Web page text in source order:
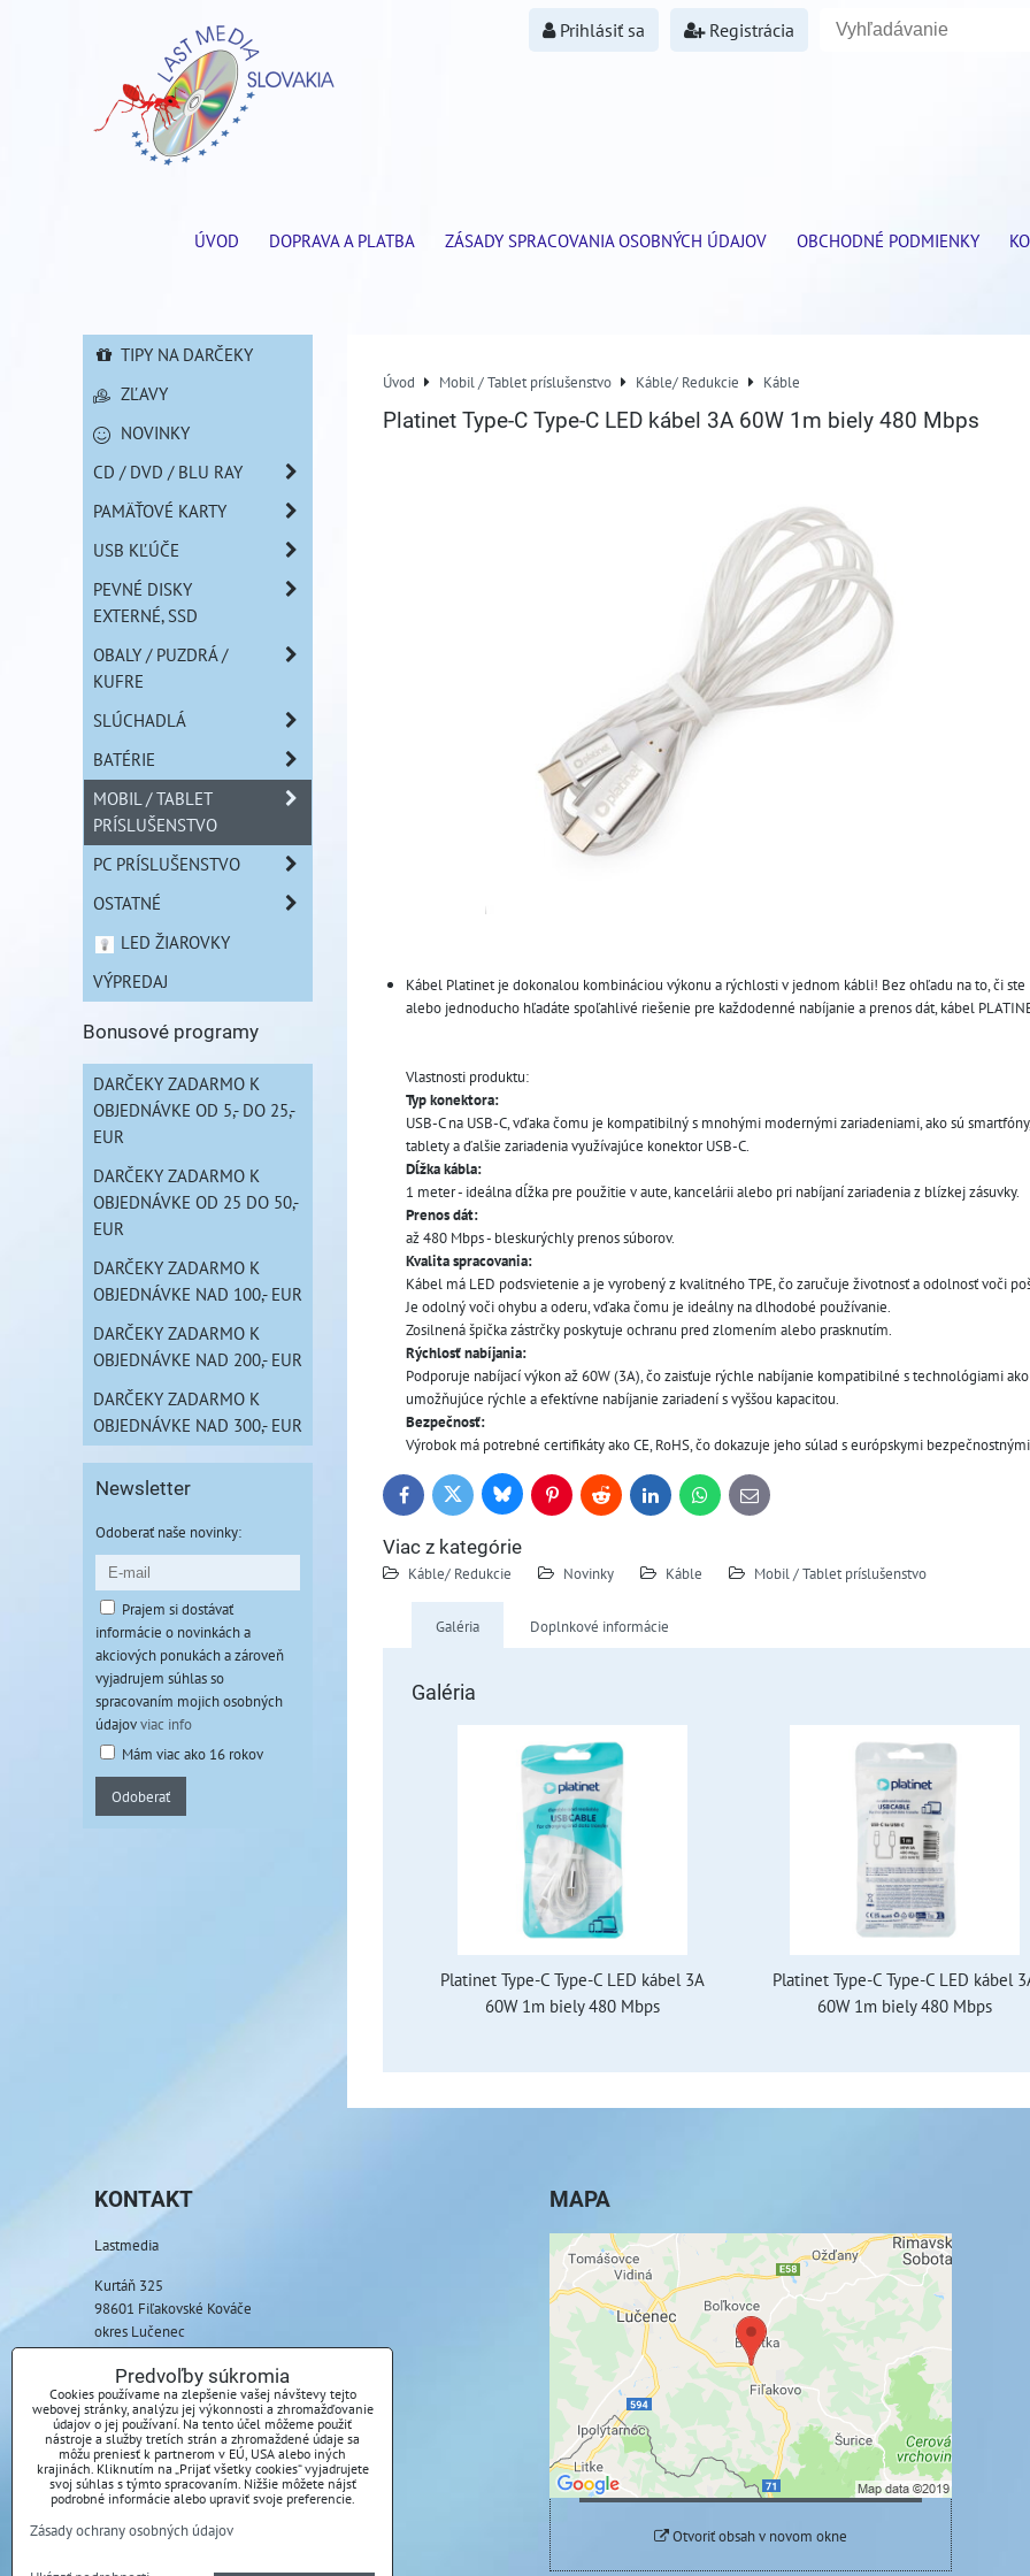
Prihlásiť sa Registrácia
ÚVOD DOPRAVA A PLATBA ZÁSADY SPRACOVANIA OSOBNÝCH ÚDAJOV OBCHODNÉ PODMIENKY
Úvod Mobil / Tablet príslušenstvo Káble/ Redukcie Káble
Platinet Type-C Type-C LED kábel 3A 60W 1m biely 480 Mbps
Kábel Platinet je dokonalou kombináciou výkonu a rýchlosti v jednom kábli! Bez ohľadu na to, či
alebo jednoducho hľadáte spoľahlivé riešenie pre každodenné nabíjanie a prenos dát, kábel
Vlastnosti produktu:
Typ konektora:
USB-C na USB-C, vďaka čomu je kompatibilný s mnohými modernými zariadeniami, ako sú
tablety a ďalšie zariadenia využívajúce konektor USB-C.
Dĺžka kábla:
1 meter - ideálna dĺžka pre použitie v aute, kancelárii alebo pri nabíjaní zariadenia z blízkej zásuvky.
Prenos dát:
až 480 Mbps - bleskurýchly prenos súborov.
Kvalita spracovania:
Kábel má LED podsvietenie a je vyrobený z kvalitného TPE, čo zaručuje životnosť a odolnosť voči
Je odolný voči ohybu a oderu, vďaka čomu je ideálny na dlhodobé používanie.
Zosilnená špička zástrčky poskytuje ochranu pred zlomením alebo prasknutím.
Rýchlosť nabíjania:
Podporuje nabíjací výkon až 60W (3A), čo zaisťuje rýchle nabíjanie kompatibilné s technológiami
umožňujúce rýchle a efektívne nabíjanie zariadení s vyššou kapacitou.
Bezpečnosť:
Výrobok má potrebné certifikáty ako CE, RoHS, čo dokazuje jeho súlad s európskymi
FacebookTwitter BlueskyPinterestReddit LinkedInWhatsApp
E-
mail
Viac z kategórie
Káble/ Redukcie Novinky Káble Mobil / Tablet príslušenstvo
Galéria Doplnkové informácie
Galéria
Platinet Type-C Type-C LED kábel 3A
60W 1m biely 480 Mbps
Platinet Type-C Type-C LED kábel
60W 1m biely 480 Mbps
TIPY NA DARČEKY
ZĽAVY
NOVINKY
CD / DVD / BLU RAY
PAMÄŤOVÉ KARTY
USB KĽÚČE
PEVNÉ DISKY
EXTERNÉ, SSD
OBALY / PUZDRÁ /
KUFRE
SLÚCHADLÁ
BATÉRIE
MOBIL / TABLET
PRÍSLUŠENSTVO
PC PRÍSLUŠENSTVO
OSTATNÉ
LED ŽIAROVKY
VÝPREDAJ
Bonusové programy
DARČEKY ZADARMO K
OBJEDNÁVKE OD 5,- DO 25,-
EUR
DARČEKY ZADARMO K
OBJEDNÁVKE OD 25 DO 50,-
EUR
DARČEKY ZADARMO K
OBJEDNÁVKE NAD 100,- EUR
DARČEKY ZADARMO K
OBJEDNÁVKE NAD 200,- EUR
DARČEKY ZADARMO K
OBJEDNÁVKE NAD 300,- EUR
Newsletter
Odoberať naše novinky:
Prajem si dostávať
informácie o novinkách a
akciových ponukách a zároveň
vyjadrujem súhlas so
spracovaním mojich osobných
údajovviac info
Mám viac ako 16 rokov
Odoberať
KONTAKT
Lastmedia
Kurtáň 325
98601 Fiľakovské Kováče
okres Lučenec
Telefón:
+421 917 085 369
E-mail:
info@lastmedia.sk
MAPA
Externý obsah je blokovaný Voľbami
súkromia
Prajete si načítať externý obsah?
Povoliť tentokrát
Povoliť a zapamätať - súhlas s druhom cookie:
Funkčné
Otvoriť obsah v novom okne
Predvoľby súkromia
Cookies používame na zlepšenie vašej návštevy tejto
webovej stránky, analýzu jej výkonnosti a zhromažďovanie
údajov o jej používaní. Na tento účel môžeme použiť
nástroje a služby tretích strán a zhromaždené údaje sa
môžu preniesť k partnerom v EÚ, USA alebo iných
krajinách. Kliknutím na „Prijať všetky cookies“ vyjadrujete
svoj súhlas s týmto spracovaním. Nižšie môžete nájsť
podrobné informácie alebo upraviť svoje preferencie.
Zásady ochrany osobných údajov